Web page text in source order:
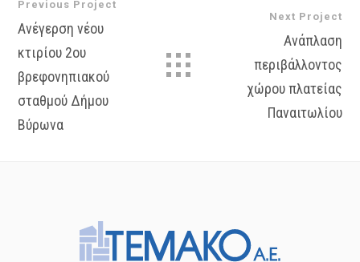
Previous Project
Ανέγερση νέου
κτιρίου 2ου
βρεφονηπιακού
σταθμού Δήμου
Βύρωνα
Next Project
Ανάπλαση
περιβάλλοντος
χώρου πλατείας
Παναιτωλίου